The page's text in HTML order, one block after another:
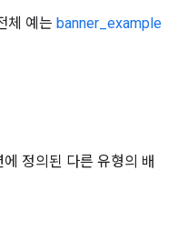
체 예는 banner_example
정의된 다른 유형의 배